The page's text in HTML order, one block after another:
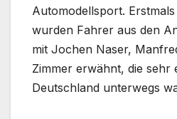
Automodellsport.
wurden Fahrer aus den
mit Jochen Naser,
Zimmer erwähnt, die sehr
Deutschland unterwegs